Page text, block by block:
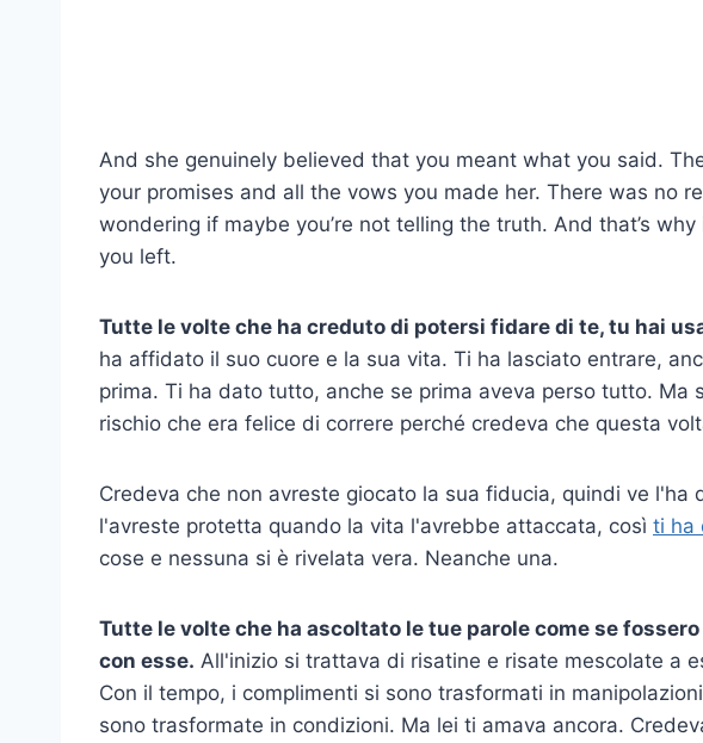
And she genuinely believed that you meant what you said.
your promises and all the vows you made her. There was no
wondering if maybe you’re not telling the truth. And that’s
you left.
Tutte le volte che ha creduto di potersi fidare di te, tu hai
ha affidato il suo cuore e la sua vita. Ti ha lasciato entrare,
prima. Ti ha dato tutto, anche se prima aveva perso tutto. Ma
rischio che era felice di correre perché credeva che questa
Credeva che non avreste giocato la sua fiducia, quindi ve l'ha
l'avreste protetta quando la vita l'avrebbe attaccata, così ti ha
cose e nessuna si è rivelata vera. Neanche una.
Tutte le volte che ha ascoltato le tue parole come se
con esse. All'inizio si trattava di risatine e risate mescolate a
Con il tempo, i complimenti si sono trasformati in
sono trasformate in condizioni. Ma lei ti amava ancora.